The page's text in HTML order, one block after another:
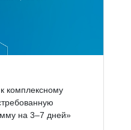
комплексному
на 3–7 дней»